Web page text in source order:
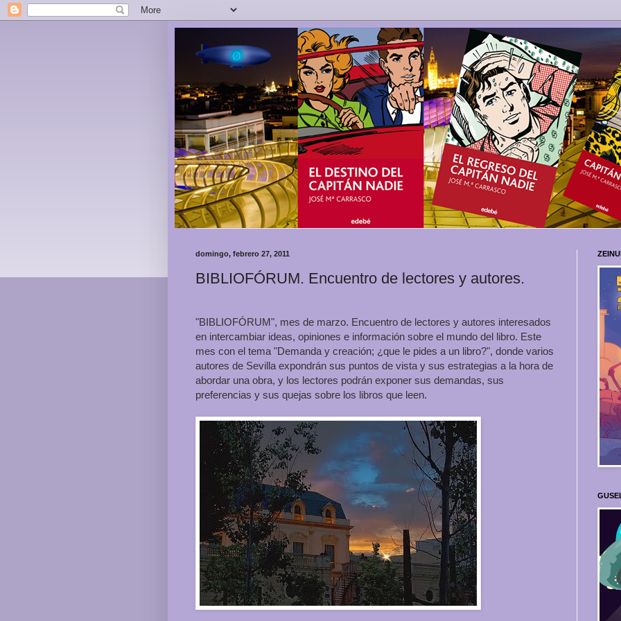
domingo, febrero 27, 2011
BIBLIOFÓRUM. Encuentro de lectores y autores.
"BIBLIOFÓRUM", mes de marzo. Encuentro de lectores y autores interesados
en intercambiar ideas, opiniones e información sobre el mundo del libro. Este
mes con el tema "Demanda y creación; ¿que le pides a un libro?", donde varios
autores de Sevilla expondrán sus puntos de vista y sus estrategias a la hora de
abordar una obra, y los lectores podrán exponer sus demandas, sus
preferencias y sus quejas sobre los libros que leen.